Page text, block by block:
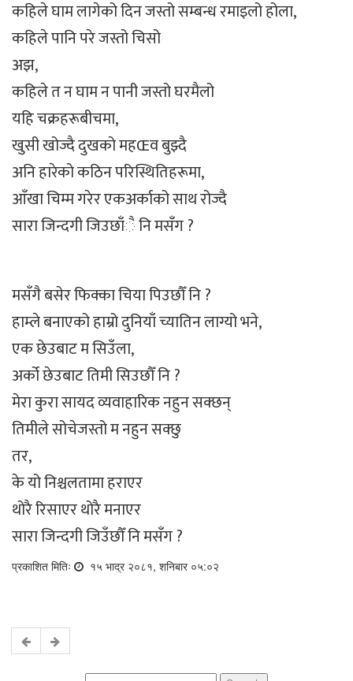
कहिले घाम लागेको दिन जस्तो सम्बन्ध रमाइलो होला,
कहिले पानि परे जस्तो चिसो
अझ,
कहिले त न घाम न पानी जस्तो घरमैलो
यहि चक्रहरूबीचमा,
खुसी खोज्दै दुखको महŒव बुझ्दै
अनि हारेको कठिन परिस्थितिहरूमा,
आँखा चिम्म गरेर एकअर्काको साथ रोज्दै
सारा जिन्दगी जिउछाँै नि मसँग ?
मसँगै बसेर फिक्का चिया पिउछौँ नि ?
हाम्ले बनाएको हाम्रो दुनियाँ च्यातिन लाग्यो भने,
एक छेउबाट म सिउँला,
अर्को छेउबाट तिमी सिउछौँ नि ?
मेरा कुरा सायद व्यवाहारिक नहुन सक्छन्
तिमीले सोचेजस्तो म नहुन सक्छु
तर,
के यो निश्चलतामा हराएर
थोरै रिसाएर थोरै मनाएर
सारा जिन्दगी जिउँछौँ नि मसँग ?
प्रकाशित मितिः १५ भाद्र २०८१, शनिबार ०५:०२